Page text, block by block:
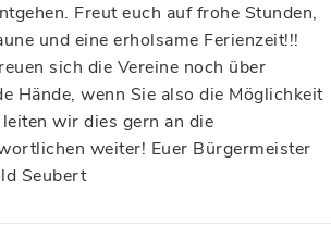
Freut euch auf frohe Stunden,
und eine erholsame Ferienzeit!!!
sich die Vereine noch über
Hände, wenn Sie also die Möglichkeit
leiten wir dies gern an die
weiter! Euer Bürgermeister
Seubert